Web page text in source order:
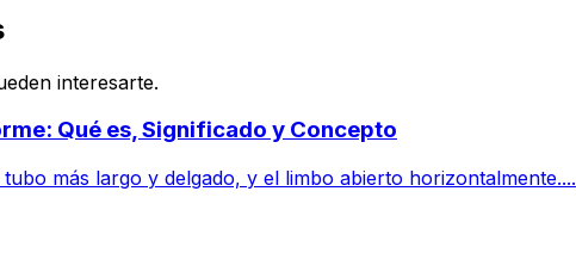
interesarte.
Qué es, Significado y Concepto
más largo y delgado, y el limbo abierto horizontalmente....